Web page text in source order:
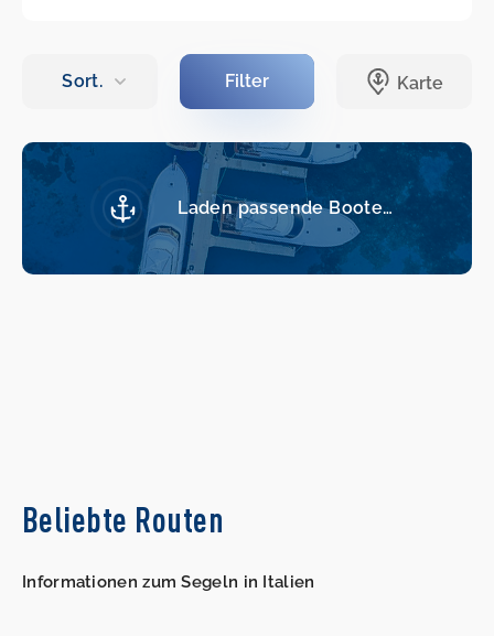
Laden passende Boote…
Beliebte Routen
Informationen zum Segeln in Italien